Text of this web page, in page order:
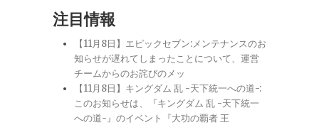
注目情報
【11月8日】エピックセブン:メンテナンスのお
知らせが遅れてしまったことについて、運営
チームからのお詫びのメッ
【11月8日】キングダム 乱 -天下統一への道-:
このお知らせは、『キングダム 乱 -天下統一
への道-』のイベント『大功の覇者 王